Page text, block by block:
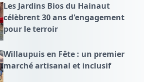
Les Jardins Bios du Hainaut
célèbrent 30 ans d'engagement
pour le terroir
Willaupuis en Fête : un premier
marché artisanal et inclusif